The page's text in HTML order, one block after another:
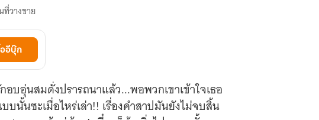
ที่วางขาย
อีบุ๊ก
อุ่นสมดั่งปรารถนาแล้ว...พอพวกเขาเข้าใจเธอ
นั้นซะเมื่อไหร่เล่า!! เรื่องคำสาปมันยังไม่จบสิ้น